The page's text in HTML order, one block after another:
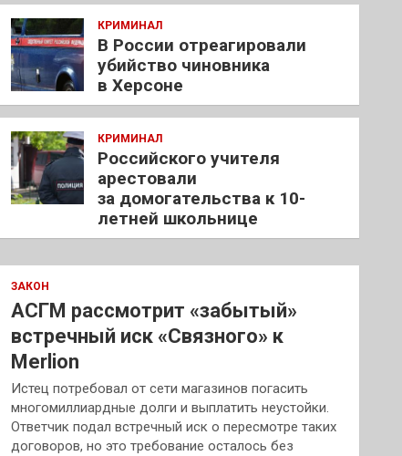
КРИМИНАЛ
В России отреагировали
убийство чиновника
в Херсоне
КРИМИНАЛ
Российского учителя
арестовали
за домогательства к 10-
летней школьнице
ЗАКОН
АСГМ рассмотрит «забытый»
встречный иск «Связного» к
Merlion
Истец потребовал от сети магазинов погасить
многомиллиардные долги и выплатить неустойки.
Ответчик подал встречный иск о пересмотре таких
договоров, но это требование осталось без